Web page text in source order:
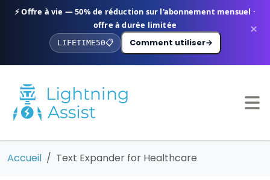
⚡ Offre à vie — 50% de réduction sur l'abonnement mensuel ·
offre à durée limitée
LIFETIME50📋 Comment utiliser→
×
Accueil Text Expander for Healthcare